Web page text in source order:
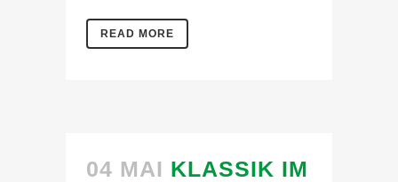
READ MORE
04 MAI KLASSIK IM